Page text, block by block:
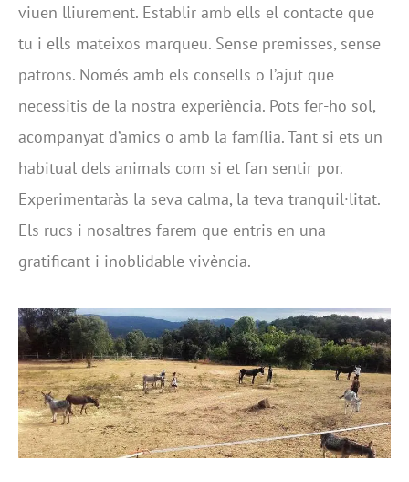
viuen lliurement. Establir amb ells el contacte que
tu i ells mateixos marqueu. Sense premisses, sense
patrons. Només amb els consells o l’ajut que
necessitis de la nostra experiència. Pots fer-ho sol,
acompanyat d’amics o amb la família. Tant si ets un
habitual dels animals com si et fan sentir por.
Experimentaràs la seva calma, la teva tranquil·litat.
Els rucs i nosaltres farem que entris en una
gratificant i inoblidable vivència.